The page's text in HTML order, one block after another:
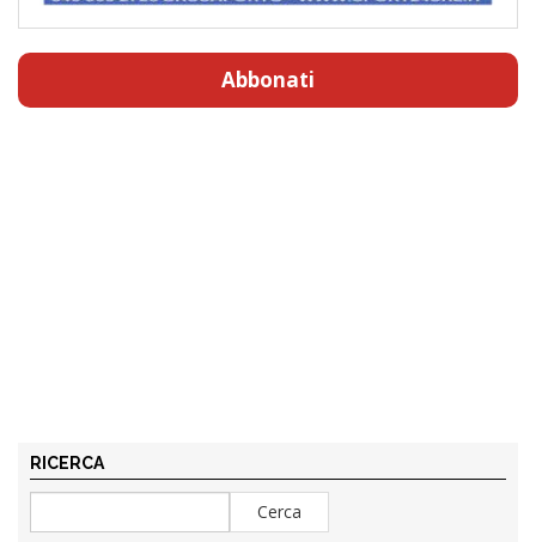
Abbonati
RICERCA